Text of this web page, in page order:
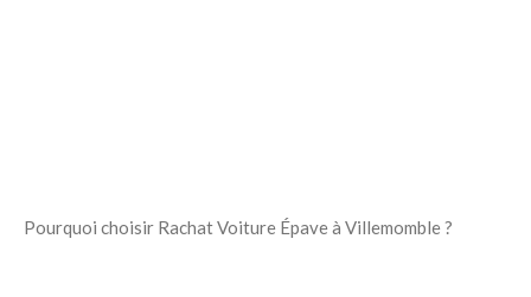
Pourquoi choisir Rachat Voiture Épave à Villemomble ?